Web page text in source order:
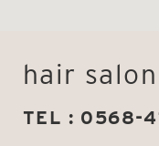
hair
TEL : 0568-